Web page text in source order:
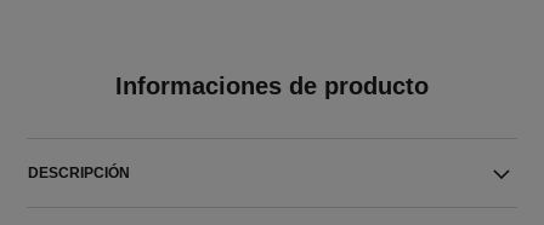
Informaciones de producto
DESCRIPCIÓN